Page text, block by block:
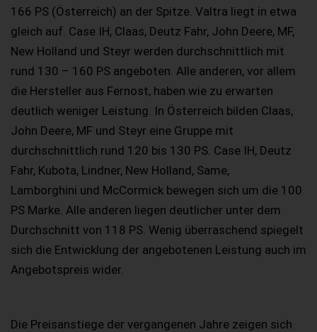
166 PS (Österreich) an der Spitze. Valtra liegt in etwa
gleich auf. Case IH, Claas, Deutz Fahr, John Deere, MF,
New Holland und Steyr werden durchschnittlich mit
rund 130 – 160 PS angeboten. Alle anderen, vor allem
die Hersteller aus Fernost, haben wie zu erwarten
deutlich weniger Leistung. In Österreich bilden Claas,
John Deere, MF und Steyr eine Gruppe mit
durchschnittlich rund 120 bis 130 PS. Case IH, Deutz
Fahr, Kubota, Lindner, New Holland, Same,
Lamborghini und McCormick bewegen sich um die 100
PS Marke. Alle anderen liegen deutlicher unter dem
Durchschnitt von 118 PS. Wenig überraschend spiegelt
sich die Entwicklung der angebotenen Leistung auch im
Angebotspreis wider.
Die Preisanstiege der vergangenen Jahre zeigen sich